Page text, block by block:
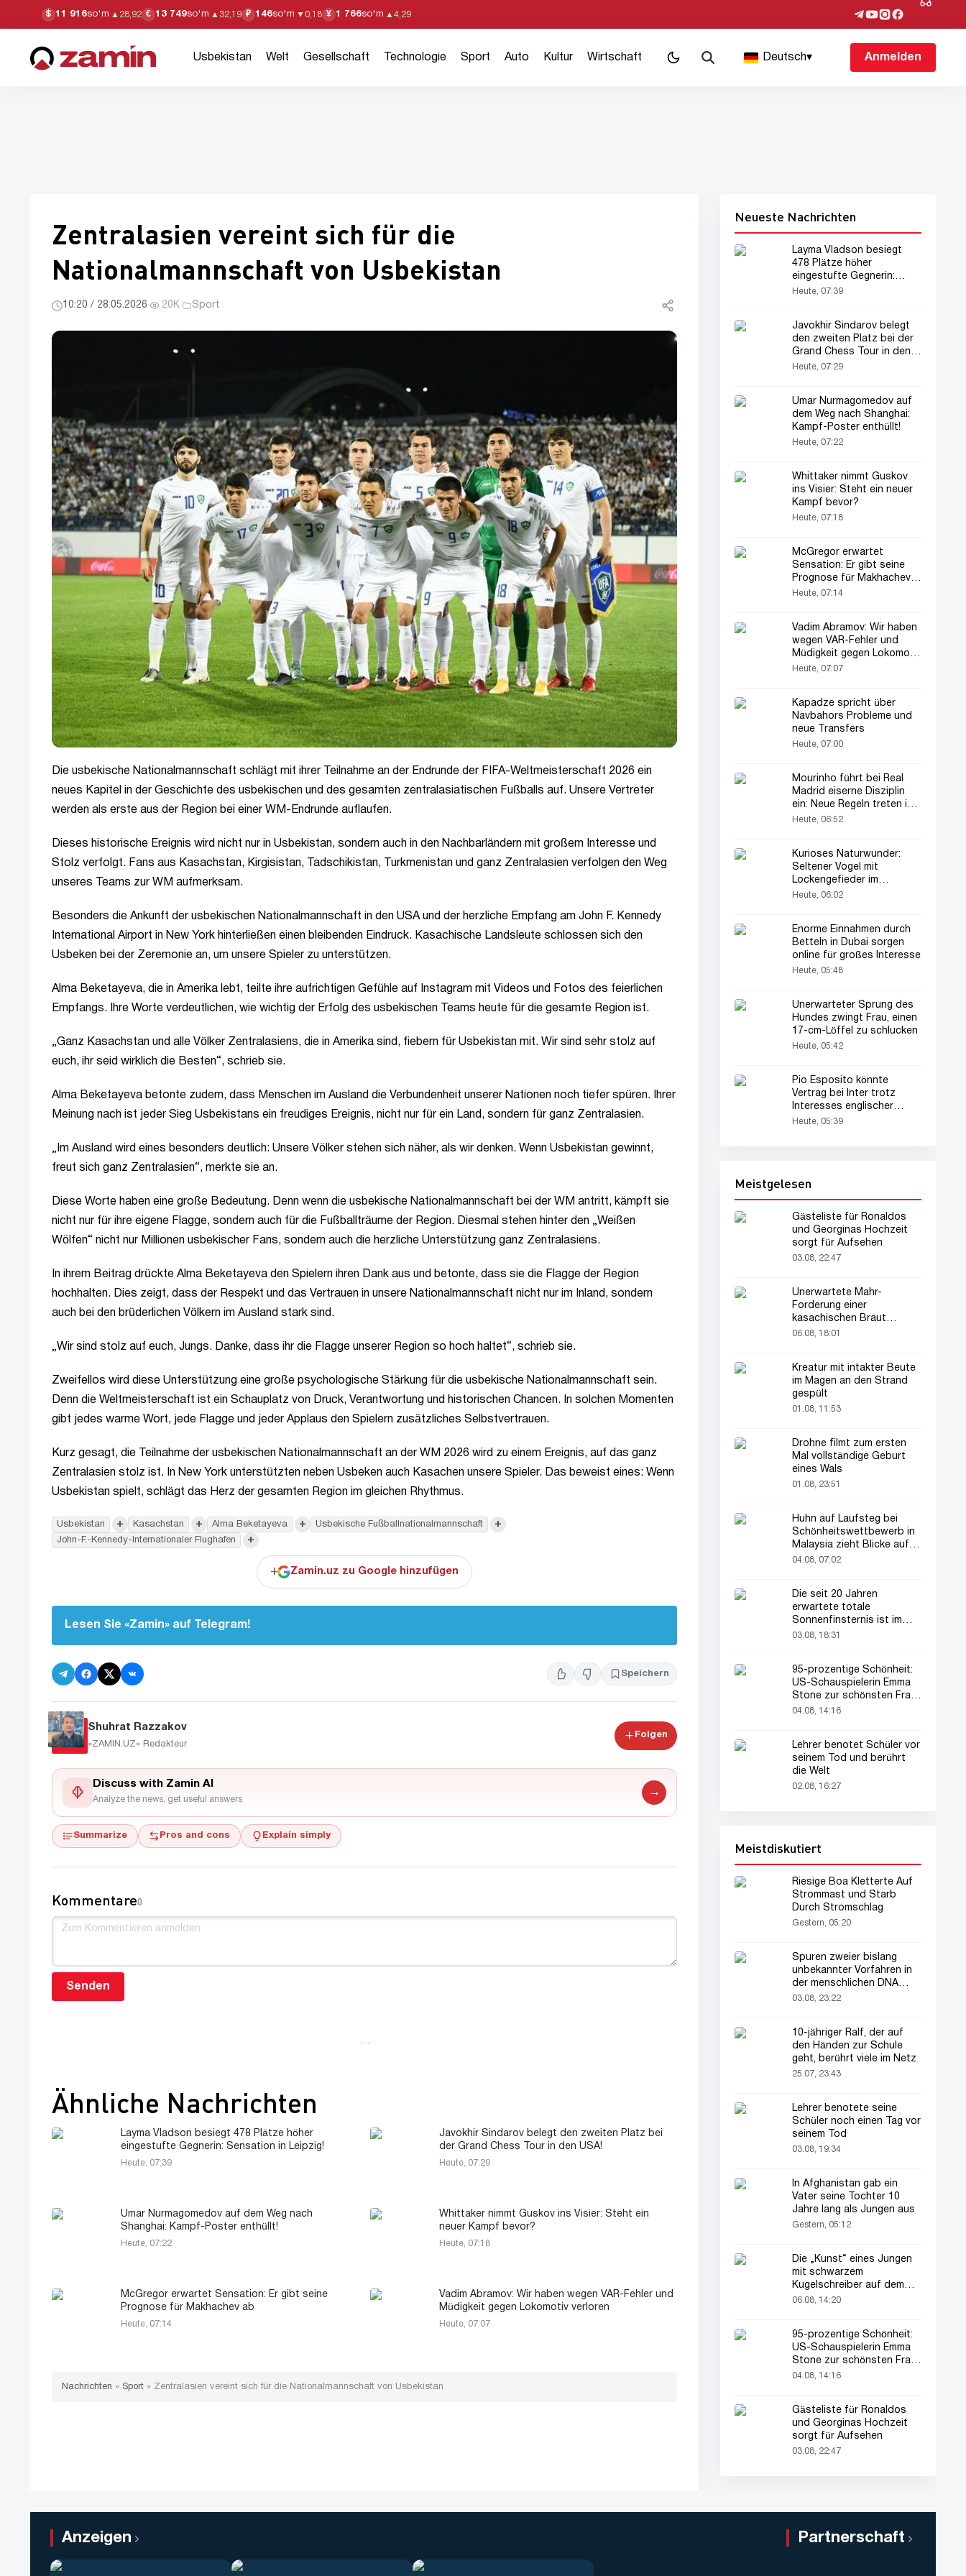
$ 11 916so'm ▲ 28,92 € 13 749so'm ▲ 32,19 ₽ 146so'm ▼ 0,18 ¥ 1 766so'm ▲ 4,29
Usbekistan Welt Gesellschaft Technologie Sport Auto Kultur Wirtschaft Deutsch▾ Anmelden
Zentralasien vereint sich für die
Nationalmannschaft von Usbekistan
10:20 / 28.05.2026· 20K· Sport
Die usbekische Nationalmannschaft schlägt mit ihrer Teilnahme an der Endrunde der FIFA-Weltmeisterschaft 2026 ein
neues Kapitel in der Geschichte des usbekischen und des gesamten zentralasiatischen Fußballs auf. Unsere Vertreter
werden als erste aus der Region bei einer WM-Endrunde auflaufen.
Dieses historische Ereignis wird nicht nur in Usbekistan, sondern auch in den Nachbarländern mit großem Interesse und
Stolz verfolgt. Fans aus Kasachstan, Kirgisistan, Tadschikistan, Turkmenistan und ganz Zentralasien verfolgen den Weg
unseres Teams zur WM aufmerksam.
Besonders die Ankunft der usbekischen Nationalmannschaft in den USA und der herzliche Empfang am John F. Kennedy
International Airport in New York hinterließen einen bleibenden Eindruck. Kasachische Landsleute schlossen sich den
Usbeken bei der Zeremonie an, um unsere Spieler zu unterstützen.
Alma Beketayeva, die in Amerika lebt, teilte ihre aufrichtigen Gefühle auf Instagram mit Videos und Fotos des feierlichen
Empfangs. Ihre Worte verdeutlichen, wie wichtig der Erfolg des usbekischen Teams heute für die gesamte Region ist.
„Ganz Kasachstan und alle Völker Zentralasiens, die in Amerika sind, fiebern für Usbekistan mit. Wir sind sehr stolz auf
euch, ihr seid wirklich die Besten“, schrieb sie.
Alma Beketayeva betonte zudem, dass Menschen im Ausland die Verbundenheit unserer Nationen noch tiefer spüren. Ihrer
Meinung nach ist jeder Sieg Usbekistans ein freudiges Ereignis, nicht nur für ein Land, sondern für ganz Zentralasien.
„Im Ausland wird eines besonders deutlich: Unsere Völker stehen sich näher, als wir denken. Wenn Usbekistan gewinnt,
freut sich ganz Zentralasien“, merkte sie an.
Diese Worte haben eine große Bedeutung. Denn wenn die usbekische Nationalmannschaft bei der WM antritt, kämpft sie
nicht nur für ihre eigene Flagge, sondern auch für die Fußballträume der Region. Diesmal stehen hinter den „Weißen
Wölfen“ nicht nur Millionen usbekischer Fans, sondern auch die herzliche Unterstützung ganz Zentralasiens.
In ihrem Beitrag drückte Alma Beketayeva den Spielern ihren Dank aus und betonte, dass sie die Flagge der Region
hochhalten. Dies zeigt, dass der Respekt und das Vertrauen in unsere Nationalmannschaft nicht nur im Inland, sondern
auch bei den brüderlichen Völkern im Ausland stark sind.
„Wir sind stolz auf euch, Jungs. Danke, dass ihr die Flagge unserer Region so hoch haltet“, schrieb sie.
Zweifellos wird diese Unterstützung eine große psychologische Stärkung für die usbekische Nationalmannschaft sein.
Denn die Weltmeisterschaft ist ein Schauplatz von Druck, Verantwortung und historischen Chancen. In solchen Momenten
gibt jedes warme Wort, jede Flagge und jeder Applaus den Spielern zusätzliches Selbstvertrauen.
Kurz gesagt, die Teilnahme der usbekischen Nationalmannschaft an der WM 2026 wird zu einem Ereignis, auf das ganz
Zentralasien stolz ist. In New York unterstützten neben Usbeken auch Kasachen unsere Spieler. Das beweist eines: Wenn
Usbekistan spielt, schlägt das Herz der gesamten Region im gleichen Rhythmus.
Usbekistan + Kasachstan + Alma Beketayeva + Usbekische Fußballnationalmannschaft +
John-F.-Kennedy-Internationaler Flughafen +
+ Zamin.uz zu Google hinzufügen
Lesen Sie «Zamin» auf Telegram!
Speichern
Shuhrat Razzakov
«ZAMIN.UZ» Redakteur
Folgen
Discuss with Zamin AI
Analyze the news, get useful answers
→
Summarize Pros and cons Explain simply
Kommentare0
Senden
…
Ähnliche Nachrichten
Layma Vladson besiegt 478 Plätze höher
eingestufte Gegnerin: Sensation in Leipzig!
Heute, 07:39
Javokhir Sindarov belegt den zweiten Platz bei
der Grand Chess Tour in den USA!
Heute, 07:29
Umar Nurmagomedov auf dem Weg nach
Shanghai: Kampf-Poster enthüllt!
Heute, 07:22
Whittaker nimmt Guskov ins Visier: Steht ein
neuer Kampf bevor?
Heute, 07:18
McGregor erwartet Sensation: Er gibt seine
Prognose für Makhachev ab
Heute, 07:14
Vadim Abramov: Wir haben wegen VAR-Fehler und
Müdigkeit gegen Lokomotiv verloren
Heute, 07:07
Nachrichten » Sport » Zentralasien vereint sich für die Nationalmannschaft von Usbekistan
Neueste Nachrichten
Layma Vladson besiegt
478 Plätze höher
eingestufte Gegnerin:
Sensation in Leipzig!
Heute, 07:39
Javokhir Sindarov belegt
den zweiten Platz bei der
Grand Chess Tour in den
USA!
Heute, 07:29
Umar Nurmagomedov auf
dem Weg nach Shanghai:
Kampf-Poster enthüllt!
Heute, 07:22
Whittaker nimmt Guskov
ins Visier: Steht ein neuer
Kampf bevor?
Heute, 07:18
McGregor erwartet
Sensation: Er gibt seine
Prognose für Makhachev
ab
Heute, 07:14
Vadim Abramov: Wir haben
wegen VAR-Fehler und
Müdigkeit gegen Lokomotiv
verloren
Heute, 07:07
Kapadze spricht über
Navbahors Probleme und
neue Transfers
Heute, 07:00
Mourinho führt bei Real
Madrid eiserne Disziplin
ein: Neue Regeln treten in
Kraft
Heute, 06:52
Kurioses Naturwunder:
Seltener Vogel mit
Lockengefieder im
Amazonasgebiet erstaunt
Heute, 06:02
Enorme Einnahmen durch
Betteln in Dubai sorgen
online für großes Interesse
Heute, 05:48
Unerwarteter Sprung des
Hundes zwingt Frau, einen
17-cm-Löffel zu schlucken
Heute, 05:42
Pio Esposito könnte
Vertrag bei Inter trotz
Interesses englischer
Klubs verlängern
Heute, 05:39
Meistgelesen
Gästeliste für Ronaldos
und Georginas Hochzeit
sorgt für Aufsehen
03.08, 22:47
Unerwartete Mahr-
Forderung einer
kasachischen Braut
verblüfft alle
06.08, 18:01
Kreatur mit intakter Beute
im Magen an den Strand
gespült
01.08, 11:53
Drohne filmt zum ersten
Mal vollständige Geburt
eines Wals
01.08, 23:51
Huhn auf Laufsteg bei
Schönheitswettbewerb in
Malaysia zieht Blicke auf
sich
04.08, 07:02
Die seit 20 Jahren
erwartete totale
Sonnenfinsternis ist im
August zu sehen
03.08, 18:31
95-prozentige Schönheit:
US-Schauspielerin Emma
Stone zur schönsten Frau
der Welt gekürt
04.08, 14:16
Lehrer benotet Schüler vor
seinem Tod und berührt
die Welt
02.08, 16:27
Meistdiskutiert
Riesige Boa Kletterte Auf
Strommast und Starb
Durch Stromschlag
Gestern, 05:20
Spuren zweier bislang
unbekannter Vorfahren in
der menschlichen DNA
entdeckt
03.08, 23:22
10-jähriger Ralf, der auf
den Händen zur Schule
geht, berührt viele im Netz
25.07, 23:43
Lehrer benotete seine
Schüler noch einen Tag vor
seinem Tod
03.08, 19:34
In Afghanistan gab ein
Vater seine Tochter 10
Jahre lang als Jungen aus
Gestern, 05:12
Die „Kunst“ eines Jungen
mit schwarzem
Kugelschreiber auf dem
Pass seines Vaters zieht
06.08, 14:20
95-prozentige Schönheit:
US-Schauspielerin Emma
Stone zur schönsten Frau
der Welt gekürt
04.08, 14:16
Gästeliste für Ronaldos
und Georginas Hochzeit
sorgt für Aufsehen
03.08, 22:47
Anzeigen Partnerschaft